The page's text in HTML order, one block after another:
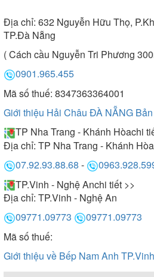
Địa chỉ: 632 Nguyễn Hữu Thọ,
TP.Đà Nẵng
( Cách cầu Nguyễn Tri Phương
0901.965.455
Mã số thuế: 8347363364001
Giới thiệu Hải Châu ĐÀ NẴNG
TP Nha Trang - Khánh Hòachi
Địa chỉ: TP Nha Trang - Khánh Hòa
07.92.93.88.68 -
TP.Vinh - Nghệ Anchi tiết >>
Địa chỉ: TP.Vinh - Nghệ An
09771.09773
09771.09773
Mã số thuế:
Giới thiệu về Bếp Nam Anh